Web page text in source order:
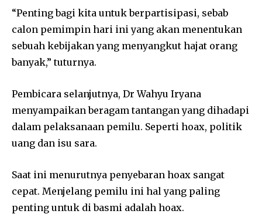
“Penting bagi kita untuk berpartisipasi, sebab
calon pemimpin hari ini yang akan menentukan
sebuah kebijakan yang menyangkut hajat orang
banyak,” tuturnya.
Pembicara selanjutnya, Dr Wahyu Iryana
menyampaikan beragam tantangan yang dihadapi
dalam pelaksanaan pemilu. Seperti hoax, politik
uang dan isu sara.
Saat ini menurutnya penyebaran hoax sangat
cepat. Menjelang pemilu ini hal yang paling
penting untuk di basmi adalah hoax.